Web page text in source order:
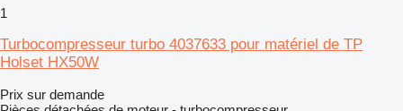
1
Turbocompresseur turbo 4037633 pour matériel de TP
Holset HX50W
Prix sur demande